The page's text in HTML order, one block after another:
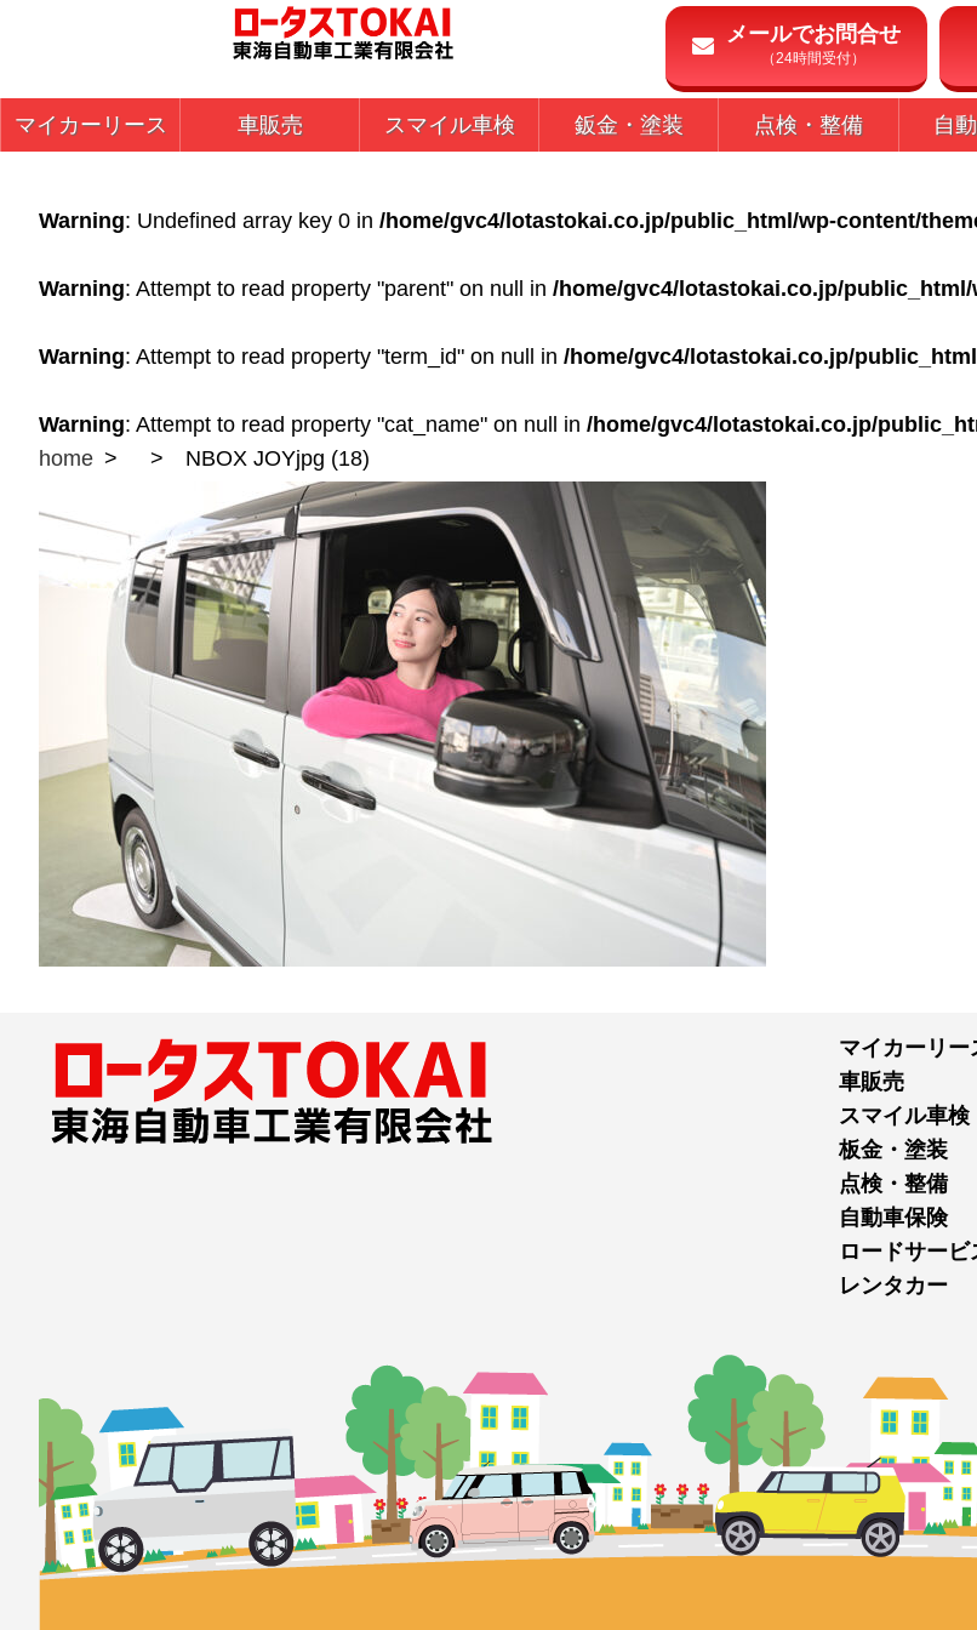
メールでお問合せ
（24時間受付）
マイカーリース 車販売 スマイル車検 鈑金・塗装 点検・整備 自
Warning: Undefined array key 0 in /home/gvc4/lotastokai.co.jp/public_html/wp-content/
Warning: Attempt to read property "parent" on null in /home/gvc4/lotastokai.co.jp/
Warning: Attempt to read property "term_id" on null in /home/gvc4/lotastokai.co.jp/
Warning: Attempt to read property "cat_name" on null in /home/gvc4/lotastokai.co.jp/
home
NBOX JOYjpg (18)
マイカーリー
車販売
スマイル車検
板金・塗装
点検・整備
自動車保険
ロードサービ
レンタカー